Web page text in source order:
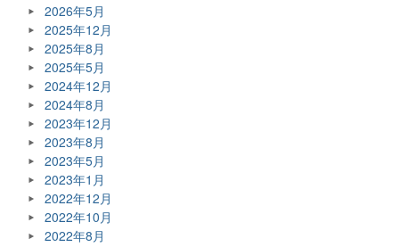
2026年5月
2025年12月
2025年8月
2025年5月
2024年12月
2024年8月
2023年12月
2023年8月
2023年5月
2023年1月
2022年12月
2022年10月
2022年8月